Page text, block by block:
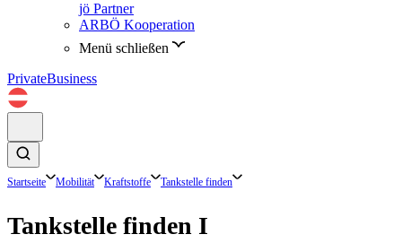
jö Partner
ARBÖ Kooperation
Menü schließen
PrivateBusiness
Startseite Mobilität Kraftstoffe Tankstelle finden
Tankstelle finden I